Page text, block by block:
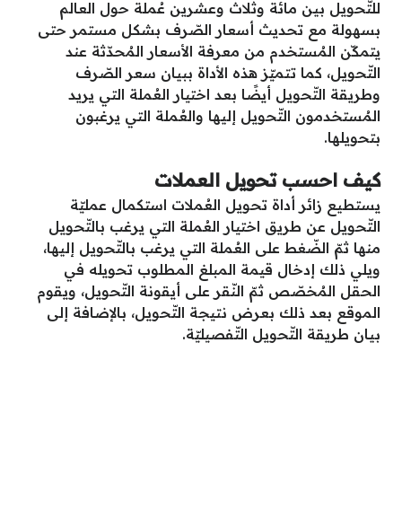
للتّحويل بين مائة وثلاث وعشرين عُملة حول العالم
بسهولة مع تحديث أسعار الصّرف بشكل مستمر حتى
يتمكّن المُستخدم من معرفة الأسعار المُحدّثة عند
التّحويل، كما تتميّز هذه الأداة ببيان سعر الصّرف
وطريقة التّحويل أيضًا بعد اختيار العُملة التي يريد
المُستخدمون التّحويل إليها والعُملة التي يرغبون
بتحويلها.
كيف احسب تحويل العملات
يستطيع زائر أداة تحويل العُملات استكمال عمليّة
التّحويل عن طريق اختيار العُملة التي يرغب بالتّحويل
منها ثمّ الضّغط على العُملة التي يرغب بالتّحويل إليها،
ويلي ذلك إدخال قيمة المبلغ المطلوب تحويله في
الحقل المُخصّص ثمّ النّقر على أيقونة التّحويل، ويقوم
الموقع بعد ذلك بعرض نتيجة التّحويل، بالإضافة إلى
بيان طريقة التّحويل التّفصيليّة.